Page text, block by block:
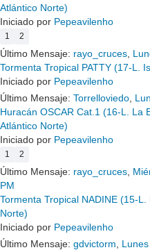
Atlántico Norte)
Iniciado por Pepeavilenho
1 2
Último Mensaje: rayo_cruces
Tormenta Tropical PATTY (17-L.
Iniciado por Pepeavilenho
Último Mensaje: Torrelloviedo
Huracán OSCAR Cat.1 (16-L. La
Atlántico Norte)
Iniciado por Pepeavilenho
1 2
Último Mensaje: rayo_cruces,
PM
Tormenta Tropical NADINE (15-
Norte)
Iniciado por Pepeavilenho
Último Mensaje: gdvictorm